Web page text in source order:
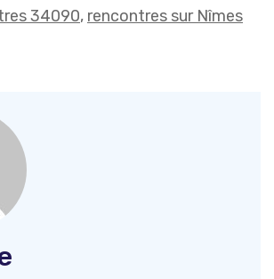
34090, rencontres sur Nîmes